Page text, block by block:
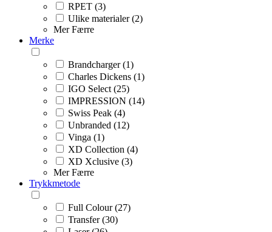
RPET (3)
Ulike materialer (2)
Mer Færre
Merke
Brandcharger (1)
Charles Dickens (1)
IGO Select (25)
IMPRESSION (14)
Swiss Peak (4)
Unbranded (12)
Vinga (1)
XD Collection (4)
XD Xclusive (3)
Mer Færre
Trykkmetode
Full Colour (27)
Transfer (30)